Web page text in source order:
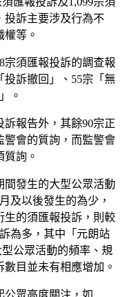
投訴主要涉及行為不
等。
宗須匯報投訴的調查報
投訴撤回」、55宗「無
。
報告外，其餘90宗正
警會的質詢，而監警會
詢。
間發生的大型公眾活動
及以後發生的為少，
生的須匯報投訴，則較
為多，其中「元朗站
公眾活動的頻率、規
目並未有相應增加。
公眾高度關注，如